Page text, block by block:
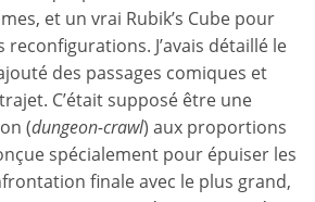
et un vrai Rubik’s Cube pour
J’avais détaillé le
des passages comiques et
C’était supposé être une
(dungeon-crawl) aux proportions
spécialement pour épuiser les
finale avec le plus grand,